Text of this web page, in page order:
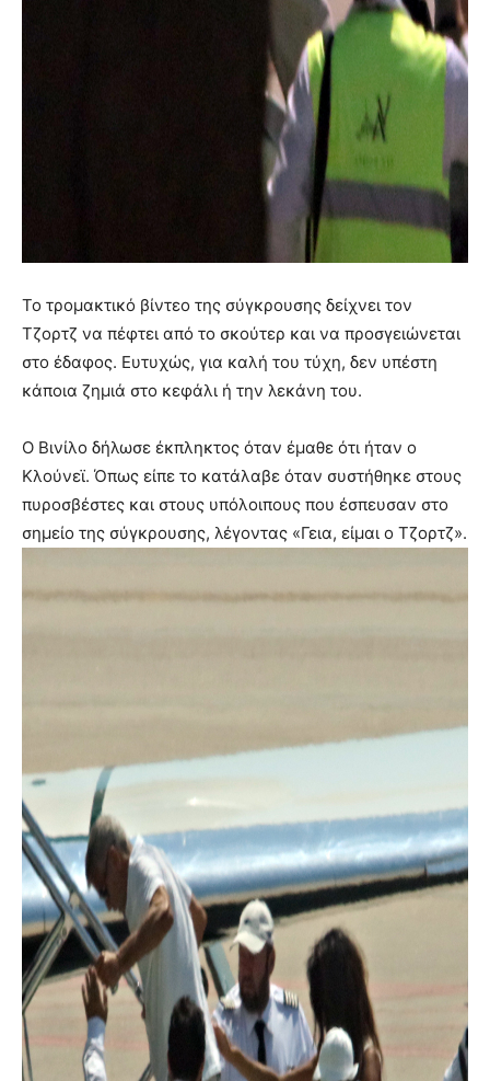
Το τρομακτικό βίντεο της σύγκρουσης δείχνει τον
Τζορτζ να πέφτει από το σκούτερ και να προσγειώνεται
στο έδαφος. Ευτυχώς, για καλή του τύχη, δεν υπέστη
κάποια ζημιά στο κεφάλι ή την λεκάνη του.
Ο Βινίλο δήλωσε έκπληκτος όταν έμαθε ότι ήταν ο
Κλούνεϊ. Όπως είπε το κατάλαβε όταν συστήθηκε στους
πυροσβέστες και στους υπόλοιπους που έσπευσαν στο
σημείο της σύγκρουσης, λέγοντας «Γεια, είμαι ο Τζορτζ».